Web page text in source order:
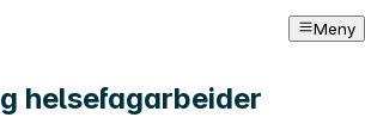
Meny
helsefagarbeider